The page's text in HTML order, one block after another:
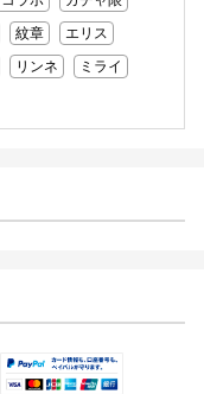
紋章
エリス
リンネ
ミライ